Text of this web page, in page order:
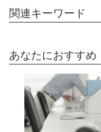
関連キーワード
あなたにおすすめ